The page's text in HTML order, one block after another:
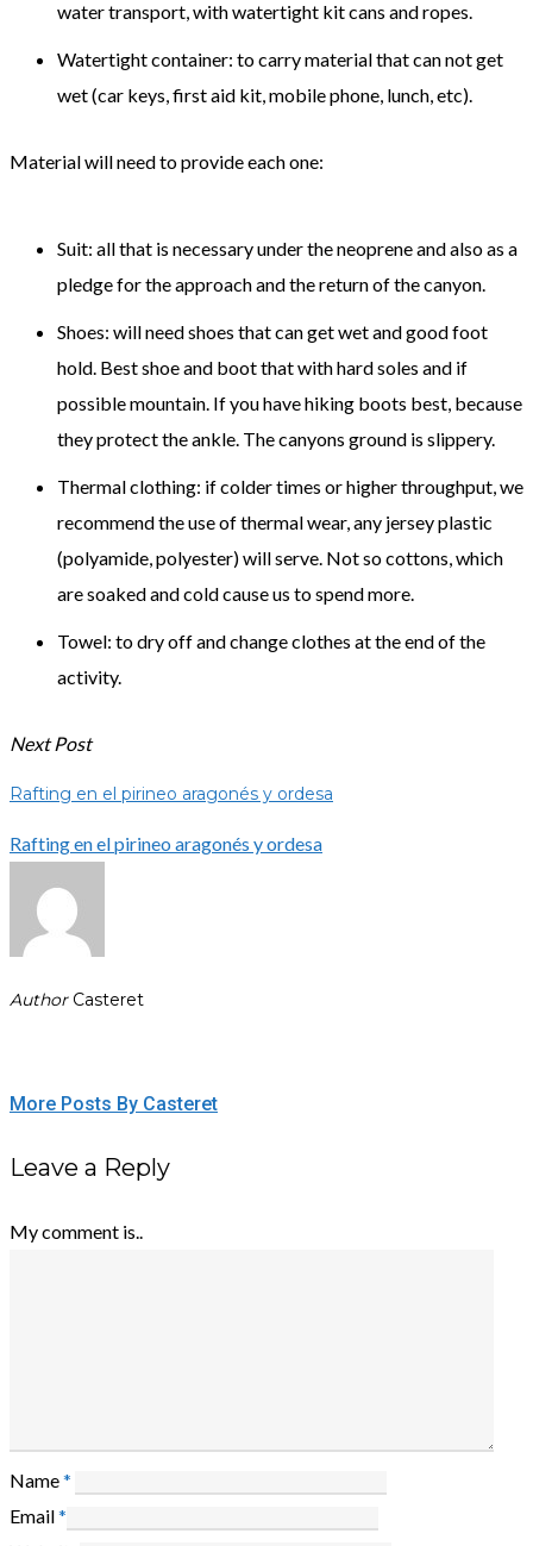
water transport,withwatertight kitcans and ropes.
Watertight container: to carrymaterial thatcan not get
wet(car keys, first aid kit,mobile phone, lunch,etc).
Materialwill needto provideeachone:
Suit: all that is necessaryunder theneopreneand alsoas a
pledgefor the approachand the returnof the canyon.
Shoes: will needshoes thatcan get wetandgoodfoot
hold. Bestshoeand boot thatwithhard soles and if
possiblemountain. If you havehiking boots best, because
they protectthe ankle. Thecanyons ground is slippery.
Thermal clothing: ifcoldertimes orhigher throughput, we
recommendthe use ofthermal wear,any jerseyplastic
(polyamide,polyester)will serve. Not socottons,which
are soakedandcoldcauseus to spend more.
Towel: to dry offand change clothes at the endof the
activity.
Next Post
Rafting en el pirineo aragonés y ordesa
Rafting en el pirineo aragonés y ordesa
AuthorCasteret
More Posts By Casteret
Leave a Reply
My comment is..
Name*
Email*